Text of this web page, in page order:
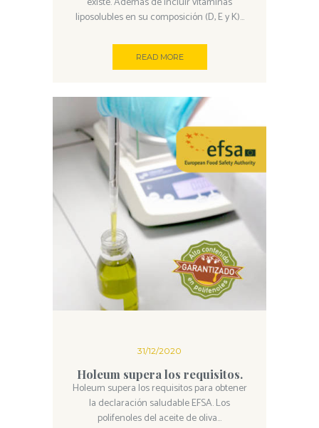
liposolubles en su composición (D, E y K)...
READ MORE
31/12/2020
Holeum supera los requisitos.
Holeum supera los requisitos para obtener
la declaración saludable EFSA. Los
polifenoles del aceite de oliva...